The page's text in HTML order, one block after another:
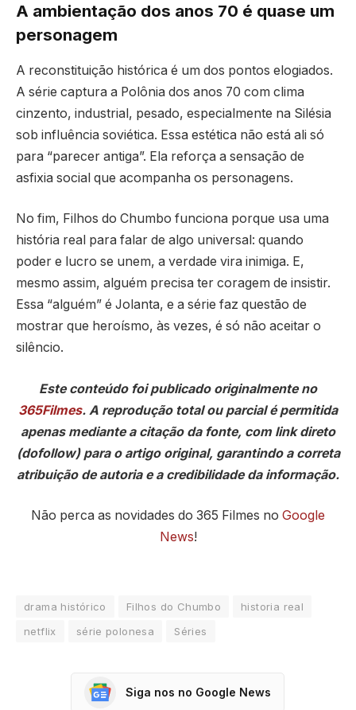
A ambientação dos anos 70 é quase um
personagem
A reconstituição histórica é um dos pontos elogiados.
A série captura a Polônia dos anos 70 com clima
cinzento, industrial, pesado, especialmente na Silésia
sob influência soviética. Essa estética não está ali só
para “parecer antiga”. Ela reforça a sensação de
asfixia social que acompanha os personagens.
No fim, Filhos do Chumbo funciona porque usa uma
história real para falar de algo universal: quando
poder e lucro se unem, a verdade vira inimiga. E,
mesmo assim, alguém precisa ter coragem de insistir.
Essa “alguém” é Jolanta, e a série faz questão de
mostrar que heroísmo, às vezes, é só não aceitar o
silêncio.
Este conteúdo foi publicado originalmente no
365Filmes. A reprodução total ou parcial é permitida
apenas mediante a citação da fonte, com link direto
(dofollow) para o artigo original, garantindo a correta
atribuição de autoria e a credibilidade da informação.
Não perca as novidades do 365 Filmes no Google
News!
drama histórico Filhos do Chumbo
historia real
netflix
série polonesa Séries
Siga nos no Google News